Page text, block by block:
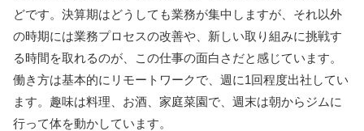
どです。決算期はどうしても業務が集中しますが、それ以外
の時期には業務プロセスの改善や、新しい取り組みに挑戦す
る時間を取れるのが、この仕事の面白さだと感じています。
働き方は基本的にリモートワークで、週に1回程度出社してい
ます。趣味は料理、お酒、家庭菜園で、週末は朝からジムに
行って体を動かしています。